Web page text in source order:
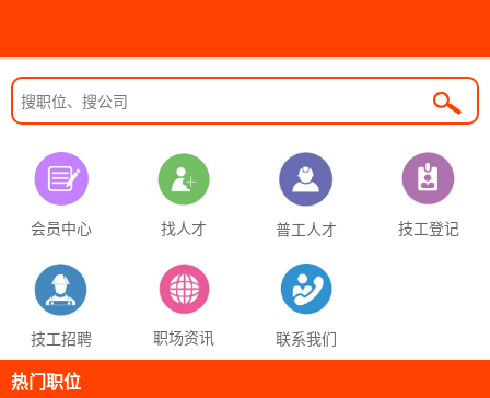
会员中心 找人才 普工人才 技工登记
技工招聘 职场资讯 联系我们
热门职位